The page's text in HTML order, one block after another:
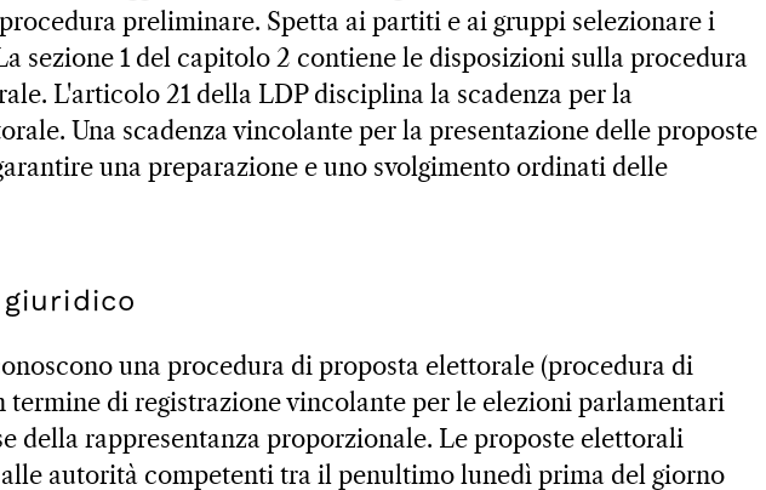
preliminare. Spetta ai partiti e ai gruppi selezionare i
sezione 1 del capitolo 2 contiene le disposizioni sulla procedura
L'articolo 21 della LDP disciplina la scadenza per la
Una scadenza vincolante per la presentazione delle proposte
una preparazione e uno svolgimento ordinati delle
una procedura di proposta elettorale (procedura di
termine di registrazione vincolante per le elezioni parlamentari
della rappresentanza proporzionale. Le proposte elettorali
autorità competenti tra il penultimo lunedì prima del giorno